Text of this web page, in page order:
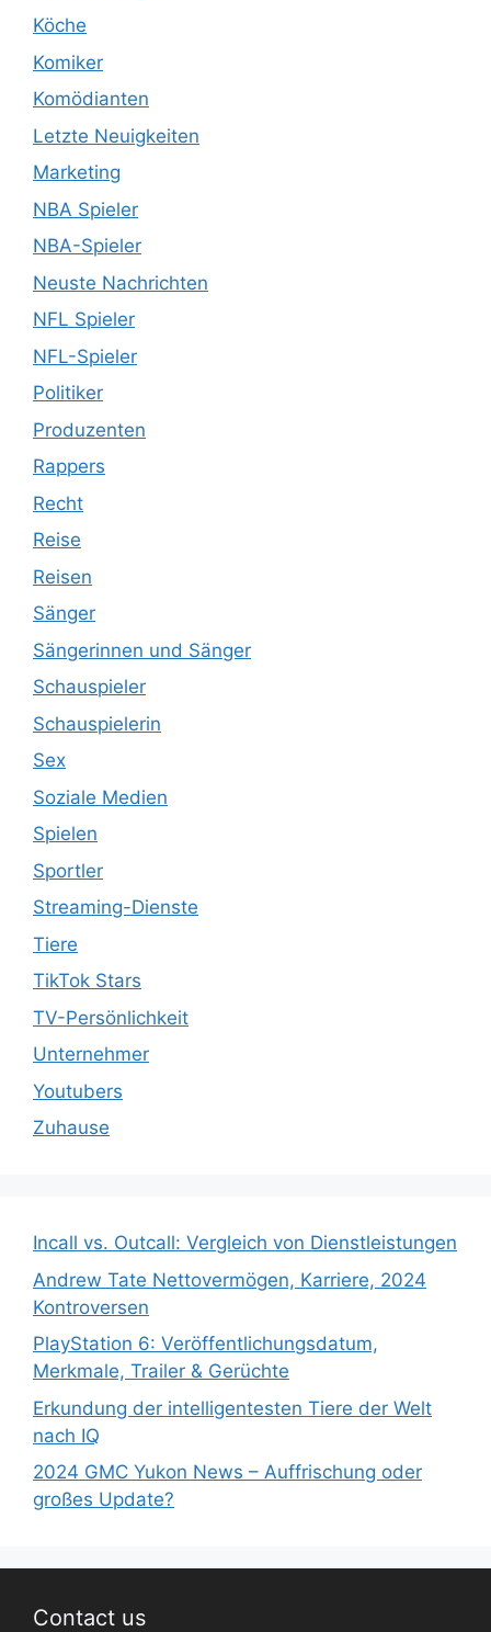
Köche
Komiker
Komödianten
Letzte Neuigkeiten
Marketing
NBA Spieler
NBA-Spieler
Neuste Nachrichten
NFL Spieler
NFL-Spieler
Politiker
Produzenten
Rappers
Recht
Reise
Reisen
Sänger
Sängerinnen und Sänger
Schauspieler
Schauspielerin
Sex
Soziale Medien
Spielen
Sportler
Streaming-Dienste
Tiere
TikTok Stars
TV-Persönlichkeit
Unternehmer
Youtubers
Zuhause
Incall vs. Outcall: Vergleich von Dienstleistungen
Andrew Tate Nettovermögen, Karriere, 2024
Kontroversen
PlayStation 6: Veröffentlichungsdatum,
Merkmale, Trailer & Gerüchte
Erkundung der intelligentesten Tiere der Welt
nach IQ
2024 GMC Yukon News – Auffrischung oder
großes Update?
Contact us